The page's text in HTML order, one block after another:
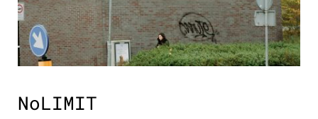
NoLIMIT